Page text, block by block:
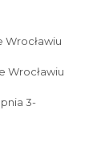
Wrocławiu
Wrocławiu
3-